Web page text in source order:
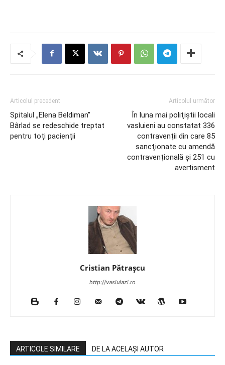
Articolul precedent
Spitalul „Elena Beldiman”
Bârlad se redeschide treptat
pentru toți pacienții
Articolul următor
În luna mai poliţiştii locali
vasluieni au constatat 336
contravenții din care 85
sancţionate cu amendă
contravențională şi 251 cu
avertisment
Cristian Pătrașcu
http://vasluiazi.ro
ARTICOLE SIMILARE DE LA ACELAȘI AUTOR